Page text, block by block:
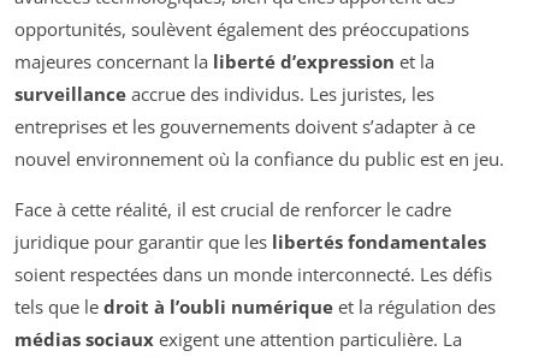
opportunités, soulèvent également des préoccupations
majeures concernant la liberté d’expression et la
surveillance accrue des individus. Les juristes, les
entreprises et les gouvernements doivent s’adapter à ce
nouvel environnement où la confiance du public est en jeu.
Face à cette réalité, il est crucial de renforcer le cadre
juridique pour garantir que les libertés fondamentales
soient respectées dans un monde interconnecté. Les défis
tels que le droit à l’oubli numérique et la régulation des
médias sociaux exigent une attention particulière. La